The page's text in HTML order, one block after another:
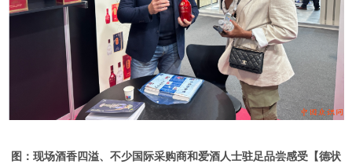
图：现场酒香四溢、 不少国际采购商和爱酒人士驻足品尝感受【德状